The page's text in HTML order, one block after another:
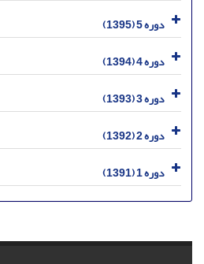
دوره 5 (1395)
دوره 4 (1394)
دوره 3 (1393)
دوره 2 (1392)
دوره 1 (1391)